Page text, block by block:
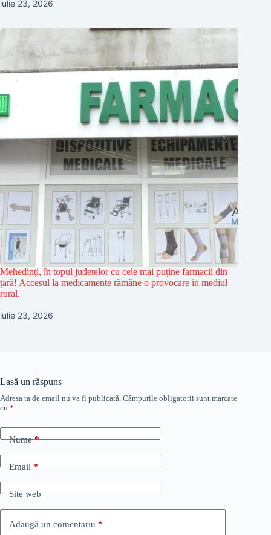
iulie 23, 2026
Mehedinți, în topul județelor cu cele mai puține farmacii din
țară! Accesul la medicamente rămâne o provocare în mediul
rural.
iulie 23, 2026
Lasă un răspuns
Adresa ta de email nu va fi publicată. Câmpurile obligatorii sunt marcate
cu *
Nume*
Email*
Site web
Adaugă un comentariu *